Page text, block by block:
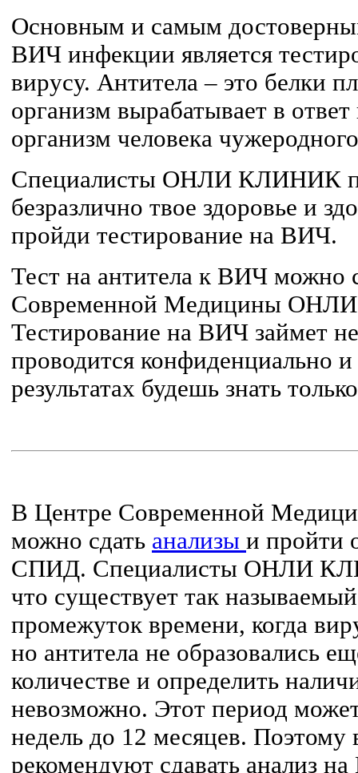
Основным и самым
ВИЧ инфекции является
вирусу. Антитела – это белки
организм вырабатывает в
организм человека
Специалисты ОНЛИ КЛИНИК
безразлично твое здоровье и
пройди тестирование на ВИЧ.
Тест на антитела к ВИЧ можно
Современной Медицины
Тестирование на ВИЧ займет
проводится конфиденциально
результатах будешь знать
В Центре Современной
можно сдать анализы и пройти
СПИД. Специалисты ОНЛИ
что существует так
промежуток времени, когда
но антитела не образовались
количестве и определить
невозможно. Этот период
недель до 12 месяцев.
рекомендуют сдавать анализ